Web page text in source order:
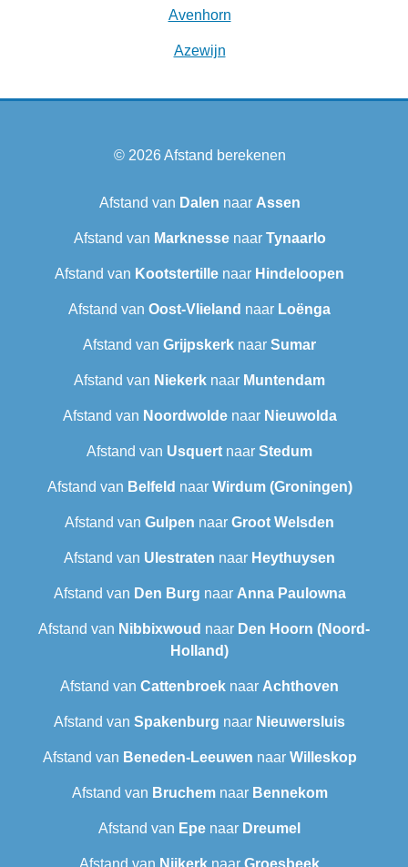
Avenhorn
Azewijn
© 2026Afstand berekenen
Afstand van Dalen naar Assen
Afstand van Marknessenaar Tynaarlo
Afstand van Kootstertille naar Hindeloopen
Afstand van Oost-Vlieland naar Loënga
Afstand van Grijpskerk naar Sumar
Afstand van Niekerk naar Muntendam
Afstand van Noordwoldenaar Nieuwolda
Afstand van Usquert naar Stedum
Afstand van Belfeld naar Wirdum (Groningen)
Afstand van Gulpen naar Groot Welsden
Afstand van Ulestraten naar Heythuysen
Afstand van Den Burg naar Anna Paulowna
Afstand van Nibbixwoud naar Den Hoorn (Noord-
Holland)
Afstand van Cattenbroek naar Achthoven
Afstand van Spakenburg naar Nieuwersluis
Afstand van Beneden-Leeuwen naar Willeskop
Afstand van Bruchemnaar Bennekom
Afstand van Epe naar Dreumel